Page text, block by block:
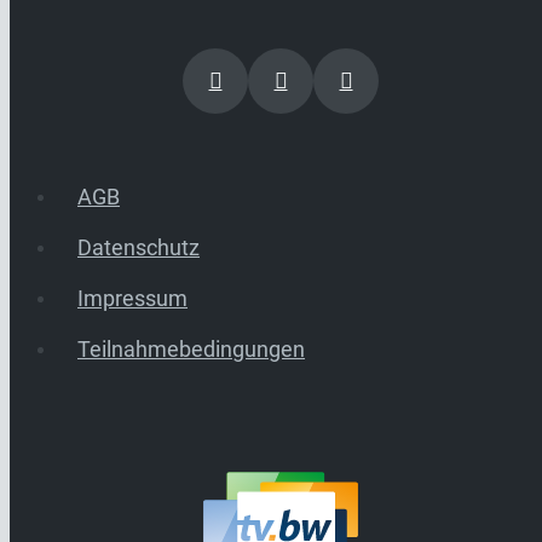
AGB
Datenschutz
Impressum
Teilnahmebedingungen